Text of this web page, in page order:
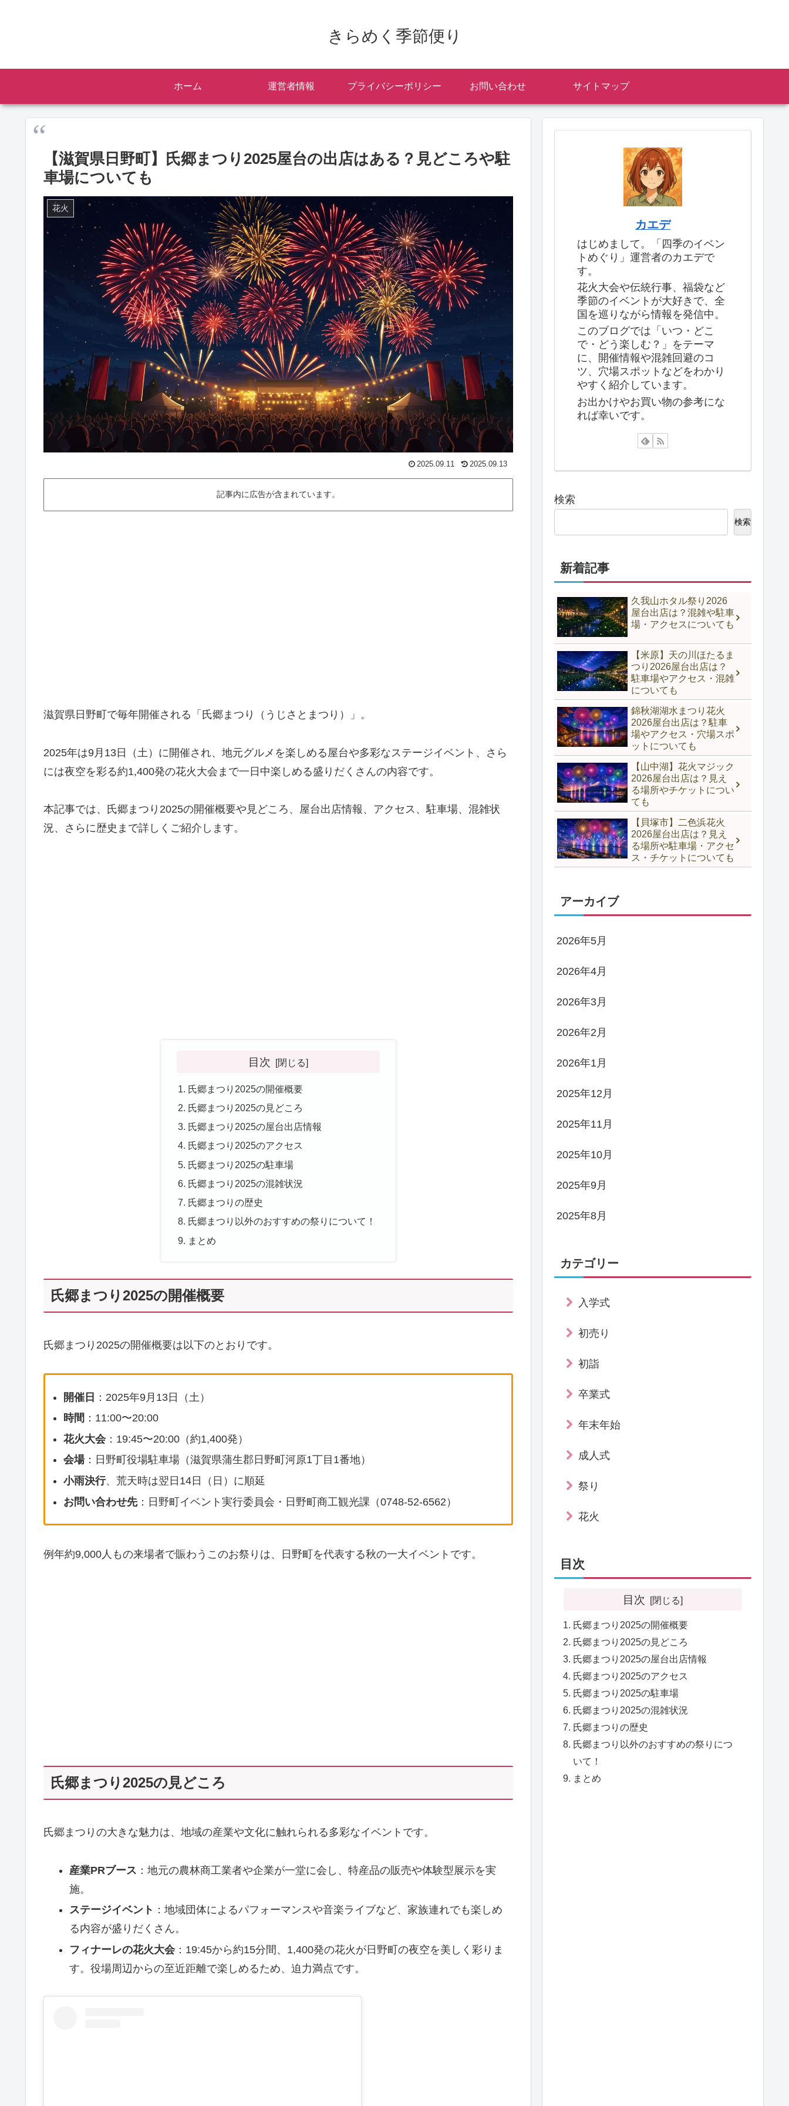
きらめく季節便り
ホーム 運営者情報 プライバシーポリシー お問い合わせ サイトマップ
【滋賀県日野町】氏郷まつり2025屋台の出店はある？見どころや駐
車場についても
花火
2025.09.11 2025.09.13
記事内に広告が含まれています。
滋賀県日野町で毎年開催される「氏郷まつり（うじさとまつり）」。
2025年は9月13日（土）に開催され、地元グルメを楽しめる屋台や多彩なステージイベント、さら
には夜空を彩る約1,400発の花火大会まで一日中楽しめる盛りだくさんの内容です。
本記事では、氏郷まつり2025の開催概要や見どころ、屋台出店情報、アクセス、駐車場、混雑状
況、さらに歴史まで詳しくご紹介します。
目次
氏郷まつり2025の開催概要
氏郷まつり2025の見どころ
氏郷まつり2025の屋台出店情報
氏郷まつり2025のアクセス
氏郷まつり2025の駐車場
氏郷まつり2025の混雑状況
氏郷まつりの歴史
氏郷まつり以外のおすすめの祭りについて！
まとめ
氏郷まつり2025の開催概要
氏郷まつり2025の開催概要は以下のとおりです。
開催日 ：2025年9月13日（土）
時間 ：11:00〜20:00
花火大会：19:45〜20:00（約1,400発）
会場：日野町役場駐車場（滋賀県蒲生郡日野町河原1丁目1番地）
小雨決行、荒天時は翌日14日（日）に順延
お問い合わせ先：日野町イベント実行委員会・日野町商工観光課（0748-52-6562）
例年約9,000人もの来場者で賑わうこのお祭りは、日野町を代表する秋の一大イベントです。
氏郷まつり2025の見どころ
氏郷まつりの大きな魅力は、地域の産業や文化に触れられる多彩なイベントです。
産業PRブース ：地元の農林商工業者や企業が一堂に会し、特産品の販売や体験型展示を実
施。
ステージイベント ：地域団体によるパフォーマンスや音楽ライブなど、家族連れでも楽しめ
る内容が盛りだくさん。
フィナーレの花火大会：19:45から約15分間、1,400発の花火が日野町の夜空を美しく彩りま
す。役場周辺からの至近距離で楽しめるため、迫力満点です。
カエデ
はじめまして。「四季のイベン
トめぐり」運営者のカエデで
す。
花火大会や伝統行事、福袋など
季節のイベントが大好きで、全
国を巡りながら情報を発信中。
このブログでは「いつ・どこ
で・どう楽しむ？」をテーマ
に、開催情報や混雑回避のコ
ツ、穴場スポットなどをわかり
やすく紹介しています。
お出かけやお買い物の参考にな
れば幸いです。
検索
検索
新着記事
久我山ホタル祭り2026
屋台出店は？混雑や駐車
場・アクセスについても
【米原】天の川ほたるま
つり2026屋台出店は？
駐車場やアクセス・混雑
についても
錦秋湖湖水まつり花火
2026屋台出店は？駐車
場やアクセス・穴場スポ
ットについても
【山中湖】花火マジック
2026屋台出店は？見え
る場所やチケットについ
ても
【貝塚市】二色浜花火
2026屋台出店は？見え
る場所や駐車場・アクセ
ス・チケットについても
アーカイブ
2026年5月
2026年4月
2026年3月
2026年2月
2026年1月
2025年12月
2025年11月
2025年10月
2025年9月
2025年8月
カテゴリー
入学式
初売り
初詣
卒業式
年末年始
成人式
祭り
花火
目次
目次
氏郷まつり2025の開催概要
氏郷まつり2025の見どころ
氏郷まつり2025の屋台出店情報
氏郷まつり2025のアクセス
氏郷まつり2025の駐車場
氏郷まつり2025の混雑状況
氏郷まつりの歴史
氏郷まつり以外のおすすめの祭りにつ
いて！
まとめ